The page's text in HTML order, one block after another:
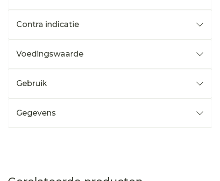
Contra indicatie
Voedingswaarde
Gebruik
Gegevens